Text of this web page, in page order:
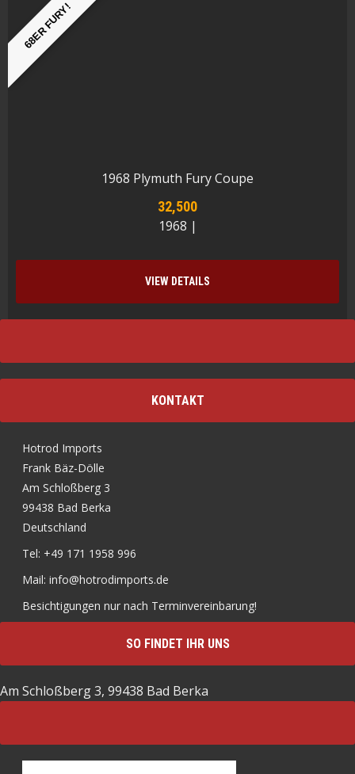
68ER FURY!
1968 Plymuth Fury Coupe
32,500
1968 |
VIEW DETAILS
KONTAKT
Hotrod Imports
Frank Bäz-Dölle
Am Schloßberg 3
99438 Bad Berka
Deutschland
Tel: +49 171 1958 996
Mail: info@hotrodimports.de
Besichtigungen nur nach Terminvereinbarung!
SO FINDET IHR UNS
Am Schloßberg 3, 99438 Bad Berka